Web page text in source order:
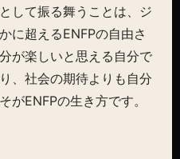
して振る舞うことは、ジ
に超えるENFPの自由さ
が楽しいと思える自分で
、社会の期待よりも自分
がENFPの生き方です。